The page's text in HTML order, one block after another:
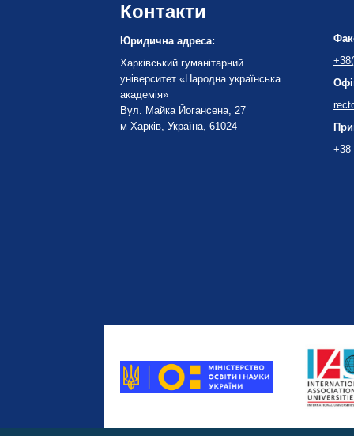
Контакти
Юридична адреса:
Харківський гуманітарний
університет «Народна українська
академія»
Вул. Майка Йогансена, 27
м Харків, Україна, 61024
+38